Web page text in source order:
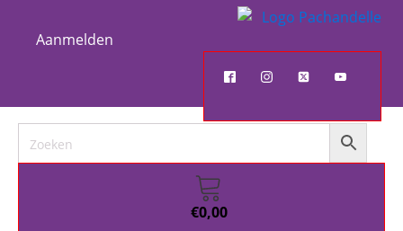
Aanmelden
€0,00